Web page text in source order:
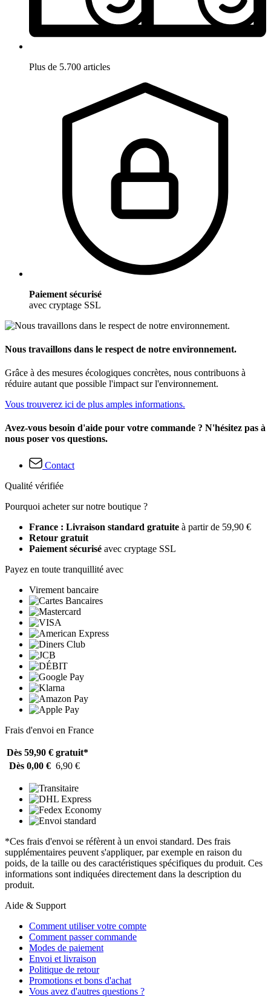
Plus de 5.700 articles
Paiement sécurisé
avec cryptage SSL
Nous travaillons dans le respect de notre environnement.
Grâce à des mesures écologiques concrètes, nous contribuons à
réduire autant que possible l'impact sur l'environnement.
Vous trouverez ici de plus amples informations.
Avez-vous besoin d'aide pour votre commande ? N'hésitez pas à
nous poser vos questions.
Contact
Qualité vérifiée
Pourquoi acheter sur notre boutique ?
France : Livraison standard gratuite à partir de 59,90 €
Retour gratuit
Paiement sécurisé avec cryptage SSL
Payez en toute tranquillité avec
Virement bancaire
Frais d'envoi en France
Dès 59,90 € gratuit*
Dès 0,00 € 6,90 €
*Ces frais d'envoi se réfèrent à un envoi standard. Des frais
supplémentaires peuvent s'appliquer, par exemple en raison du
poids, de la taille ou des caractéristiques spécifiques du produit. Ces
informations sont indiquées directement dans la description du
produit.
Aide & Support
Comment utiliser votre compte
Comment passer commande
Modes de paiement
Envoi et livraison
Politique de retour
Promotions et bons d'achat
Vous avez d'autres questions ?